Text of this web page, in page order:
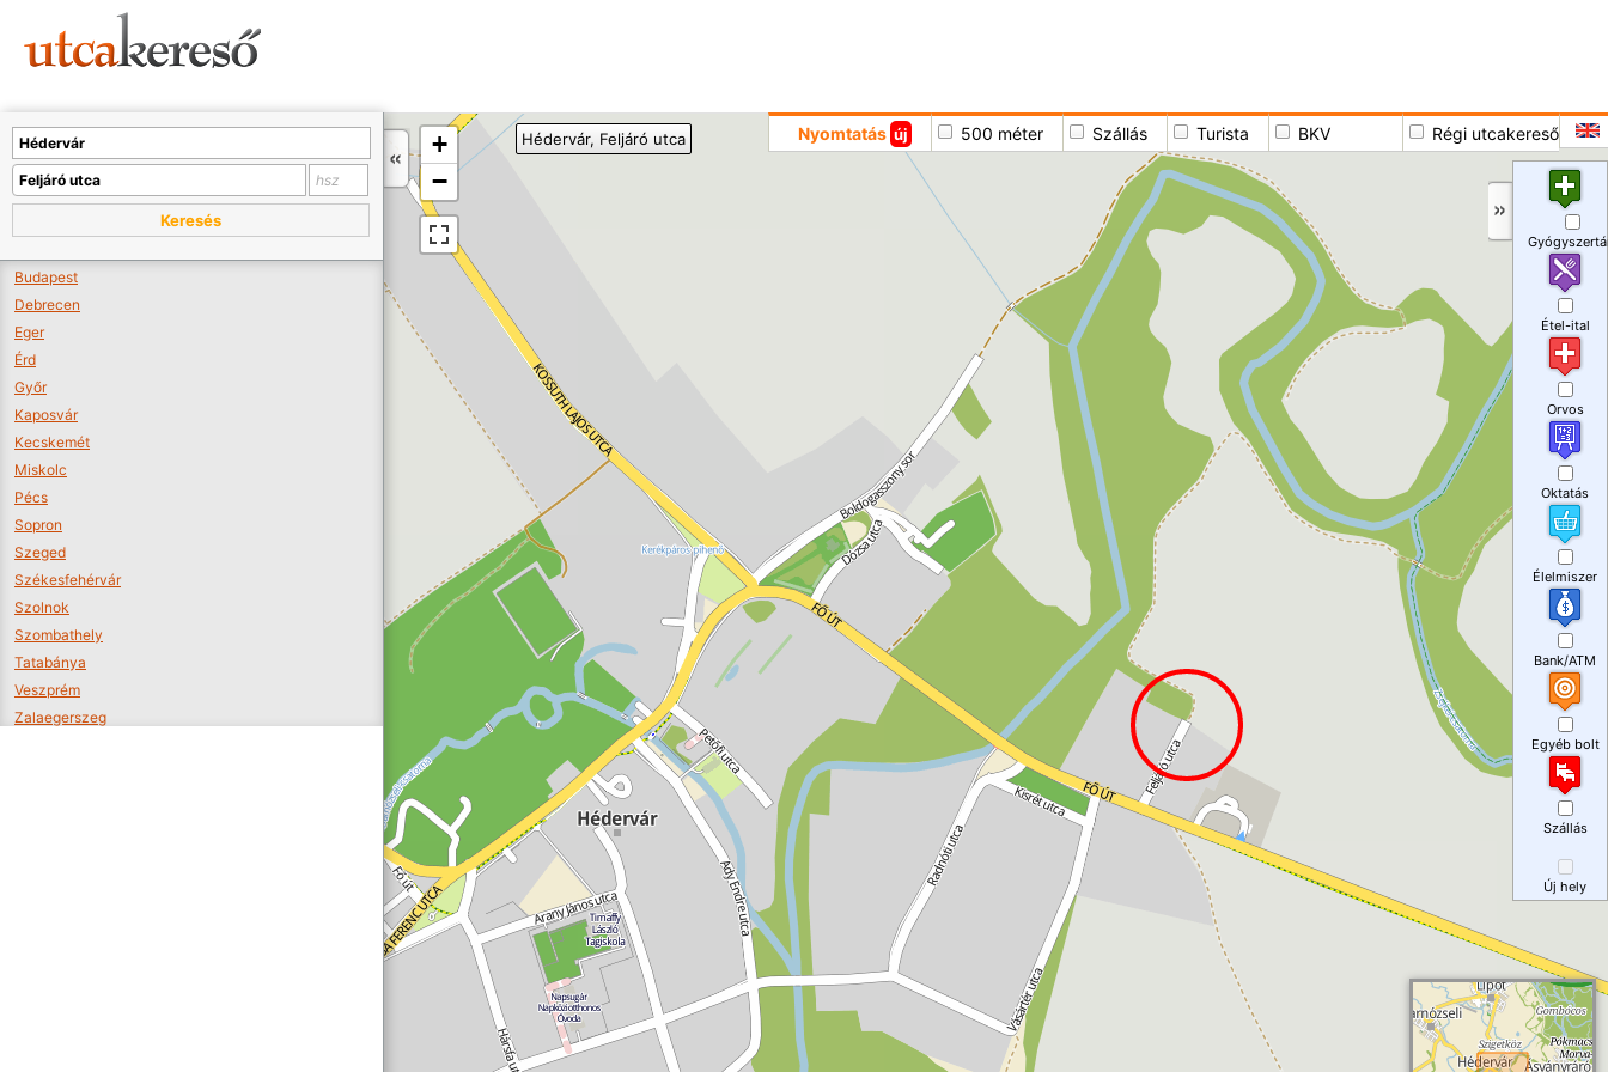
+
−
Nyomtatás új 500 méter Szállás Turista BKV Régi utcakereső
Hédervár, Feljáró utca
Keresés
Budapest
Debrecen
Eger
Érd
Győr
Kaposvár
Kecskemét
Miskolc
Pécs
Sopron
Szeged
Székesfehérvár
Szolnok
Szombathely
Tatabánya
Veszprém
Zalaegerszeg
Étel-ital
Orvos
Oktatás
Élelmiszer
Bank/ATM
Egyéb bolt
Szállás
Új hely
A térképet kicsinyíteni kell, hogy látszódjanak a boltok.
Boltok látszódjanak >>